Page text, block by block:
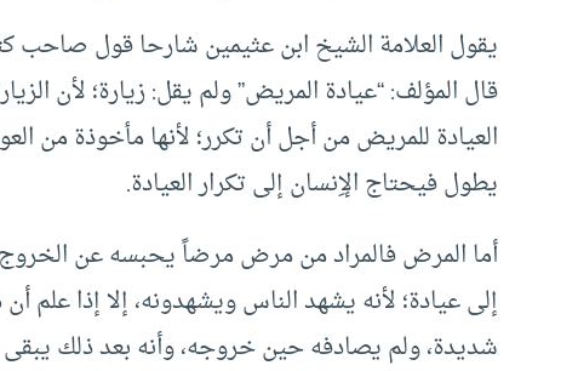
يقول العلامة الشيخ ابن عثيمين شارحا قول صاحب
قال المؤلف: “عيادة المريض” ولم يقل: زيارة؛ لأن
العيادة للمريض من أجل أن تكرر؛ لأنها مأخوذة من
يطول فيحتاج الإِنسان إلى تكرار العيادة.
أما المرض فالمراد من مرض مرضاً يحبسه عن الخروج
إلى عيادة؛ لأنه يشهد الناس ويشهدونه، إلا إذا
شديدة، ولم يصادفه حين خروجه، وأنه بعد ذلك